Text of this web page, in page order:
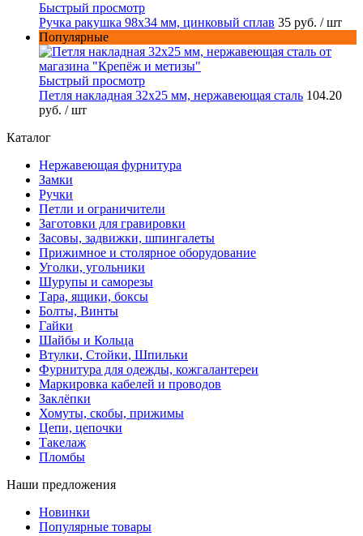
Быстрый просмотр
Ручка ракушка 98x34 мм, цинковый сплав 35 руб. / шт
Популярные
Быстрый просмотр
Петля накладная 32х25 мм, нержавеющая сталь 104.20
руб. / шт
Каталог
Нержавеющая фурнитура
Замки
Ручки
Петли и ограничители
Заготовки для гравировки
Засовы, задвижки, шпингалеты
Прижимное и столярное оборудование
Уголки, угольники
Шурупы и саморезы
Тара, ящики, боксы
Болты, Винты
Гайки
Шайбы и Кольца
Втулки, Стойки, Шпильки
Фурнитура для одежды, кожгалантереи
Маркировка кабелей и проводов
Заклёпки
Хомуты, скобы, прижимы
Цепи, цепочки
Такелаж
Пломбы
Наши предложения
Новинки
Популярные товары